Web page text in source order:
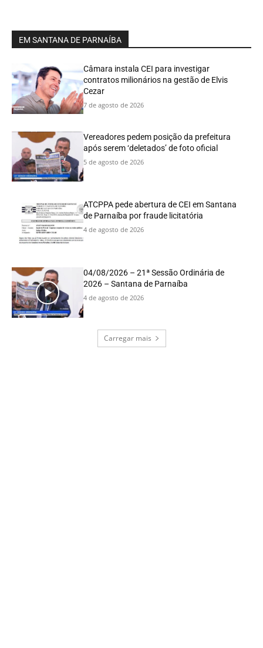
EM SANTANA DE PARNAÍBA
Câmara instala CEI para investigar
contratos milionários na gestão de Elvis
Cezar
7 de agosto de 2026
Vereadores pedem posição da prefeitura
após serem ‘deletados’ de foto oficial
5 de agosto de 2026
ATCPPA pede abertura de CEI em Santana
de Parnaíba por fraude licitatória
4 de agosto de 2026
04/08/2026 – 21ª Sessão Ordinária de
2026 – Santana de Parnaíba
4 de agosto de 2026
Carregar mais